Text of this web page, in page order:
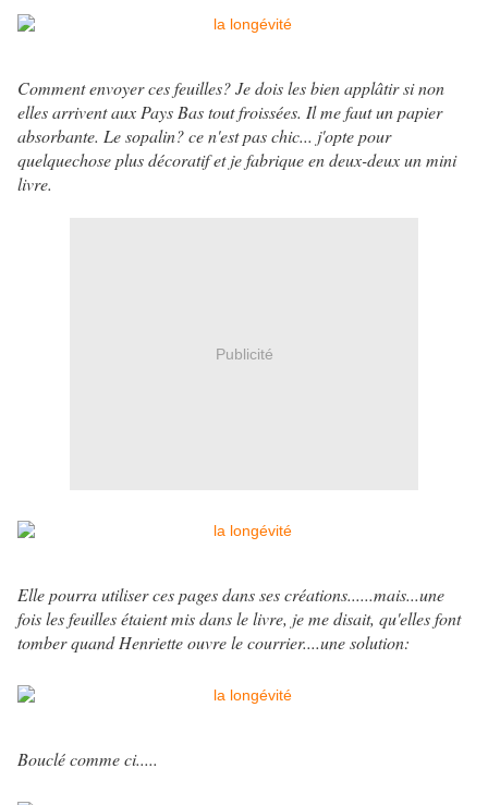
Comment envoyer ces feuilles? Je dois les bien applâtir si non
elles arrivent aux Pays Bas tout froissées. Il me faut un papier
absorbante. Le sopalin? ce n'est pas chic... j'opte pour
quelquechose plus décoratif et je fabrique en deux-deux un mini
livre.
Publicité
Elle pourra utiliser ces pages dans ses créations......mais...une
fois les feuilles étaient mis dans le livre, je me disait, qu'elles font
tomber quand Henriette ouvre le courrier....une solution:
Bouclé comme ci.....